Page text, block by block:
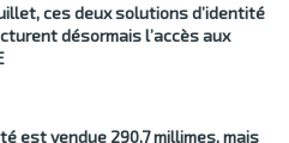
ces deux solutions d’identité
désormais l’accès aux
est vendue 290,7 millimes, mais